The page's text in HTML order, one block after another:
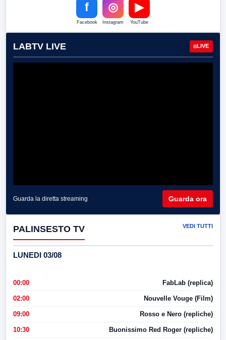
f
Facebook
◎
Instagram
▶
YouTube
LABTV LIVE LIVE
Guarda la diretta streaming Guarda ora
PALINSESTO TV VEDI TUTTI
LUNEDI 03/08
00:00 FabLab (replica)
02:00 Nouvelle Vouge (Film)
09:00 Rosso e Nero (repliche)
10:30 Buonissimo Red Roger (repliche)